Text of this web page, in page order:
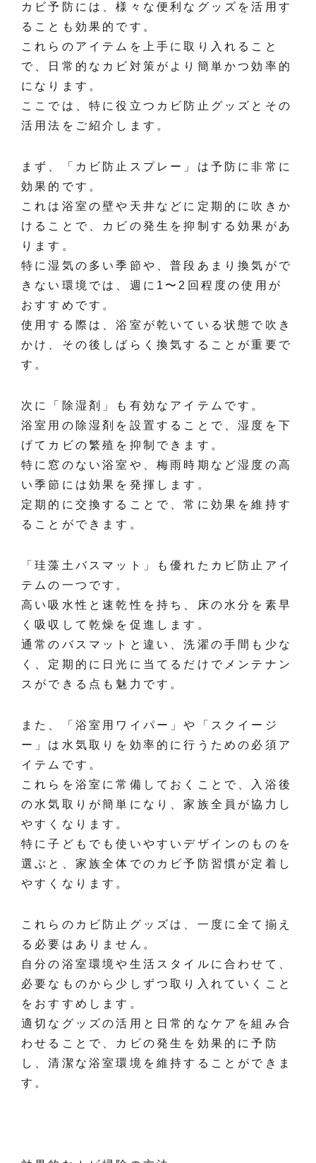
カビ予防には、様々な便利なグッズを活用す
ることも効果的です。
これらのアイテムを上手に取り入れること
で、日常的なカビ対策がより簡単かつ効率的
になります。
ここでは、特に役立つカビ防止グッズとその
活用法をご紹介します。
まず、「カビ防止スプレー」は予防に非常に
効果的です。
これは浴室の壁や天井などに定期的に吹きか
けることで、カビの発生を抑制する効果があ
ります。
特に湿気の多い季節や、普段あまり換気がで
きない環境では、週に1〜2回程度の使用が
おすすめです。
使用する際は、浴室が乾いている状態で吹き
かけ、その後しばらく換気することが重要で
す。
次に「除湿剤」も有効なアイテムです。
浴室用の除湿剤を設置することで、湿度を下
げてカビの繁殖を抑制できます。
特に窓のない浴室や、梅雨時期など湿度の高
い季節には効果を発揮します。
定期的に交換することで、常に効果を維持す
ることができます。
「珪藻土バスマット」も優れたカビ防止アイ
テムの一つです。
高い吸水性と速乾性を持ち、床の水分を素早
く吸収して乾燥を促進します。
通常のバスマットと違い、洗濯の手間も少な
く、定期的に日光に当てるだけでメンテナン
スができる点も魅力です。
また、「浴室用ワイパー」や「スクイージ
ー」は水気取りを効率的に行うための必須ア
イテムです。
これらを浴室に常備しておくことで、入浴後
の水気取りが簡単になり、家族全員が協力し
やすくなります。
特に子どもでも使いやすいデザインのものを
選ぶと、家族全体でのカビ予防習慣が定着し
やすくなります。
これらのカビ防止グッズは、一度に全て揃え
る必要はありません。
自分の浴室環境や生活スタイルに合わせて、
必要なものから少しずつ取り入れていくこと
をおすすめします。
適切なグッズの活用と日常的なケアを組み合
わせることで、カビの発生を効果的に予防
し、清潔な浴室環境を維持することができま
す。